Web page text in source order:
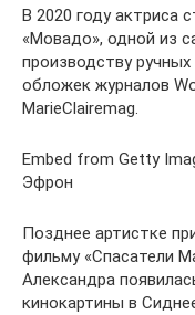
В 2020 году актриса
«Мовадо», одной из
производству
обложек журналов
MarieClairemag.
Embed from Getty
Эфрон
Позднее артистке
фильму «Спасатели
Александра
кинокартины в